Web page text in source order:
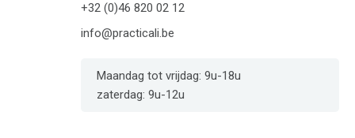
+32 (0)46 820 02 12
info@practicali.be
Maandag tot vrijdag: 9u-18u
zaterdag: 9u-12u